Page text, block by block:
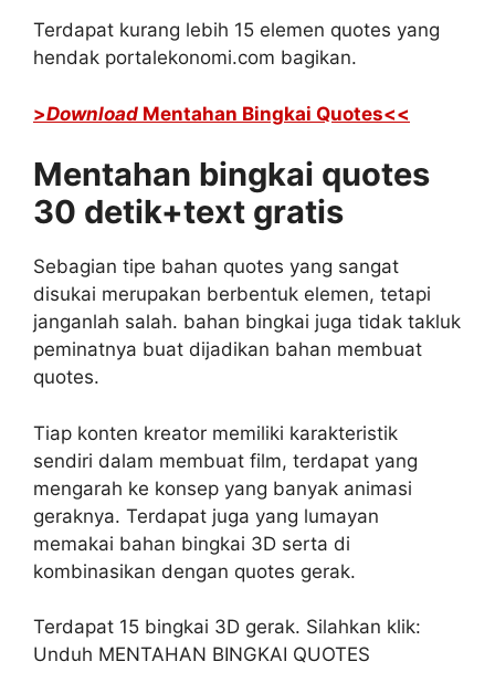
Terdapat kurang lebih 15 elemen quotes yang
hendak portalekonomi.com bagikan.
>Download Mentahan Bingkai Quotes<<
Mentahan bingkai quotes
30 detik+text gratis
Sebagian tipe bahan quotes yang sangat
disukai merupakan berbentuk elemen, tetapi
janganlah salah. bahan bingkai juga tidak takluk
peminatnya buat dijadikan bahan membuat
quotes.
Tiap konten kreator memiliki karakteristik
sendiri dalam membuat film, terdapat yang
mengarah ke konsep yang banyak animasi
geraknya. Terdapat juga yang lumayan
memakai bahan bingkai 3D serta di
kombinasikan dengan quotes gerak.
Terdapat 15 bingkai 3D gerak. Silahkan klik:
Unduh MENTAHAN BINGKAI QUOTES